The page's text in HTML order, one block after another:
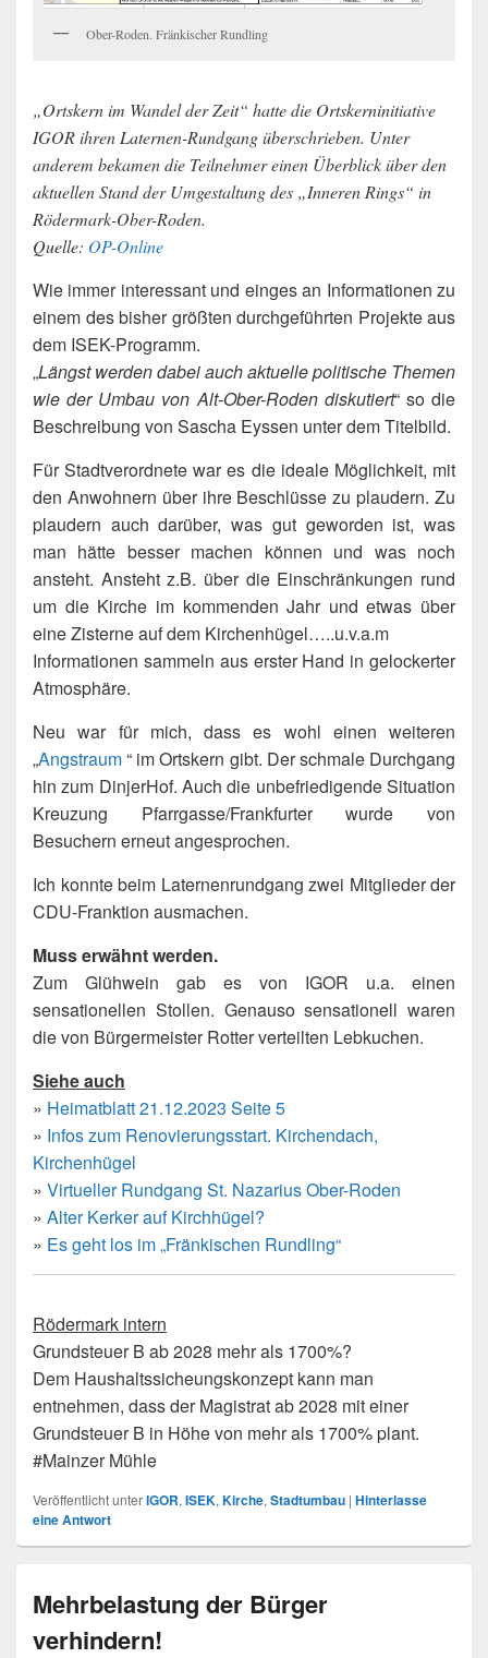
Ober-Roden. Fränkischer Rundling
„Ortskern im Wandel der Zeit“ hatte die Ortskerninitiative
IGOR ihren Laternen-Rundgang überschrieben. Unter
anderem bekamen die Teilnehmer einen Überblick über den
aktuellen Stand der Umgestaltung des „Inneren Rings“ in
Rödermark-Ober-Roden.
Quelle: OP-Online
Wie immer interessant und einges an Informationen zu
einem des bisher größten durchgeführten Projekte aus
dem ISEK-Programm.
„Längst werden dabei auch aktuelle politische Themen
wie der Umbau von Alt-Ober-Roden diskutiert“ so die
Beschreibung von Sascha Eyssen unter dem Titelbild.
Für Stadtverordnete war es die ideale Möglichkeit, mit
den Anwohnern über ihre Beschlüsse zu plaudern. Zu
plaudern auch darüber, was gut geworden ist, was
man hätte besser machen können und was noch
ansteht. Ansteht z.B. über die Einschränkungen rund
um die Kirche im kommenden Jahr und etwas über
eine Zisterne auf dem Kirchenhügel…..u.v.a.m
Informationen sammeln aus erster Hand in gelockerter
Atmosphäre.
Neu war für mich, dass es wohl einen weiteren
„Angstraum“ im Ortskern gibt. Der schmale Durchgang
hin zum DinjerHof. Auch die unbefriedigende Situation
Kreuzung Pfarrgasse/Frankfurter wurde von
Besuchern erneut angesprochen.
Ich konnte beim Laternenrundgang zwei Mitglieder der
CDU-Franktion ausmachen.
Muss erwähnt werden.
Zum Glühwein gab es von IGOR u.a. einen
sensationellen Stollen. Genauso sensationell waren
die von Bürgermeister Rotter verteilten Lebkuchen.
Siehe auch
» Heimatblatt 21.12.2023 Seite 5
» Infos zum Renovierungsstart. Kirchendach,
Kirchenhügel
» Virtueller Rundgang St. Nazarius Ober-Roden
» Alter Kerker auf Kirchhügel?
» Es geht los im „Fränkischen Rundling“
Rödermark intern
Grundsteuer B ab 2028 mehr als 1700%?
Dem Haushaltssicheungskonzept kann man
entnehmen, dass der Magistrat ab 2028 mit einer
Grundsteuer B in Höhe von mehr als 1700% plant.
#Mainzer Mühle
Veröffentlicht unterIGOR, ISEK, Kirche, Stadtumbau | Hinterlasse
eine Antwort
Mehrbelastung der Bürger
verhindern!